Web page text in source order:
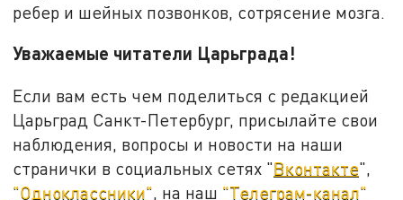
ребер и шейных позвонков, сотрясение мозга.
Уважаемые читатели Царьграда!
Если вам есть чем поделиться с редакцией
Царьград Санкт-Петербург, присылайте свои
наблюдения, вопросы и новости на наши
странички в социальных сетях "Вконтакте",
"Одноклассники", на наш "Телеграм-канал"